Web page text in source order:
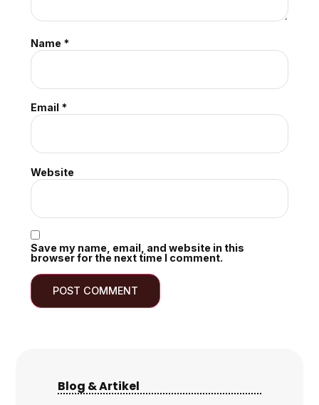
Name *
Email *
Website
Save my name, email, and website in this
browser for the next time I comment.
Blog & Artikel